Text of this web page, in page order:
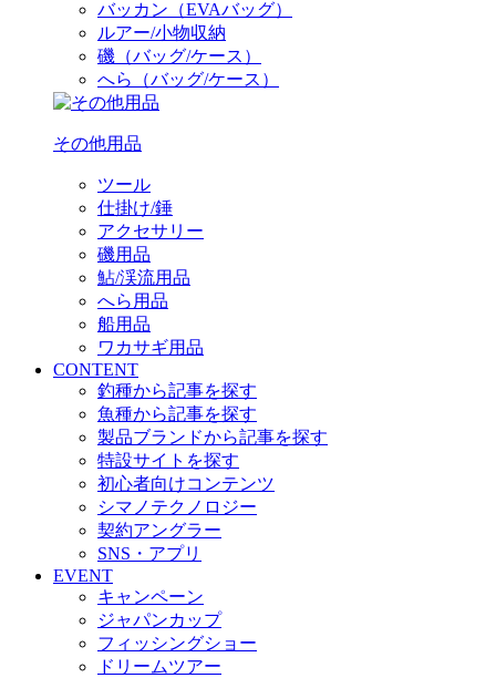
バッカン（EVAバッグ）
ルアー/小物収納
磯（バッグ/ケース）
へら（バッグ/ケース）
その他用品
ツール
仕掛け/錘
アクセサリー
磯用品
鮎/渓流用品
へら用品
船用品
ワカサギ用品
CONTENT
釣種から記事を探す
魚種から記事を探す
製品ブランドから記事を探す
特設サイトを探す
初心者向けコンテンツ
シマノテクノロジー
契約アングラー
SNS・アプリ
EVENT
キャンペーン
ジャパンカップ
フィッシングショー
ドリームツアー